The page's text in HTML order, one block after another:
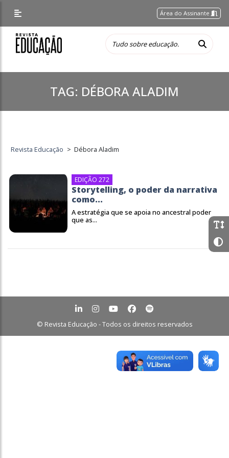
Área do Assinante
TAG: DÉBORA ALADIM
Revista Educação > Débora Aladim
EDIÇÃO 272
Storytelling, o poder da narrativa
como...
A estratégia que se apoia no ancestral poder
que as...
© Revista Educação - Todos os direitos reservados